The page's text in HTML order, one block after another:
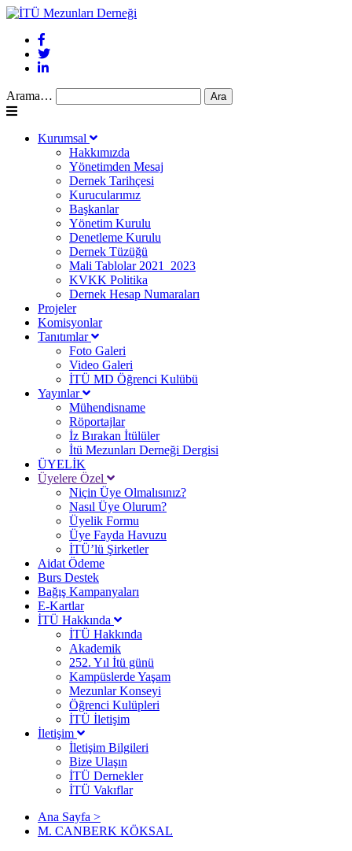
Arama…
Kurumsal
Hakkımızda
Yönetimden Mesaj
Dernek Tarihçesi
Kurucularımız
Başkanlar
Yönetim Kurulu
Denetleme Kurulu
Dernek Tüzüğü
Mali Tablolar 2021_2023
KVKK Politika
Dernek Hesap Numaraları
Projeler
Komisyonlar
Tanıtımlar
Foto Galeri
Video Galeri
İTÜ MD Öğrenci Kulübü
Yayınlar
Mühendisname
Röportajlar
İz Bırakan İtülüler
İtü Mezunları Derneği Dergisi
ÜYELİK
Üyelere Özel
Niçin Üye Olmalısınız?
Nasıl Üye Olurum?
Üyelik Formu
Üye Fayda Havuzu
İTÜ’lü Şirketler
Aidat Ödeme
Burs Destek
Bağış Kampanyaları
E-Kartlar
İTÜ Hakkında
İTÜ Hakkında
Akademik
252. Yıl İtü günü
Kampüslerde Yaşam
Mezunlar Konseyi
Öğrenci Kulüpleri
İTÜ İletişim
İletişim
İletişim Bilgileri
Bize Ulaşın
İTÜ Dernekler
İTÜ Vakıflar
Ana Sayfa >
M. CANBERK KÖKSAL